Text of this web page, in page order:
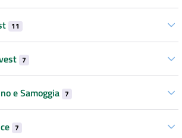
11
7
e Samoggia 7
7